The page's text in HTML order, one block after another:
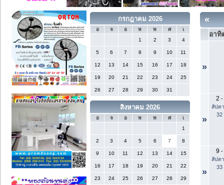
กรกฎาคม 2026
อ จ อ พ พ ศ
เ
1
2 3 4
5 6 7 8 9 10 11
12 13 14 15 16 17 18
19 20 21 22 23 24 25
26 27 28 29 30 31
สิงหาคม 2026
อ จ อ พ พ ศ
เ
1
2 3 4 5 6 7 8
9 10 11 12 13 14 15
16 17 18 19 20 21 22
23 24 25 26 27 28 29
«
อาทิ
»
»
2 -
สัปด
32
»
9 -
สัปด
33